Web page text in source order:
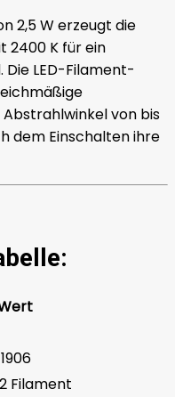
2,5 W erzeugt die
2400 K für ein
LED-Filament-
von bis
dem Einschalten ihre
Filament